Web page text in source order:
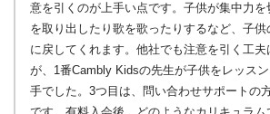
意を引くのが上手い点です。子供が集中力
を取り出したり歌を歌ったりするなど、子
に戻してくれます。他社でも注意を引く工
が、1番Cambly Kidsの先生が子供をレッス
手でした。3つ目は、問い合わせサポートの